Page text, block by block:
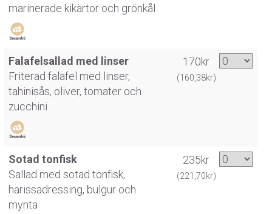
marinerade kikärtor och grönkål
Falafelsallad med linser
Friterad falafel med linser,
tahinisås, oliver, tomater och
zucchini
170kr
(160,38kr)
Sotad tonfisk
Sallad med sotad tonfisk,
harissadressing, bulgur och
mynta
235kr
(221,70kr)